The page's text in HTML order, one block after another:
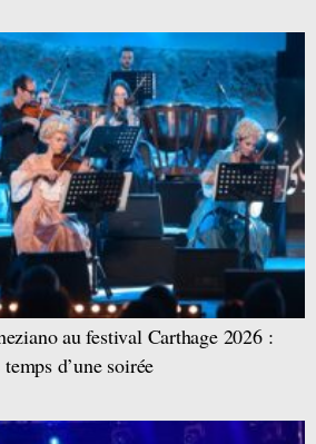
au festival Carthage 2026 :
d’une soirée